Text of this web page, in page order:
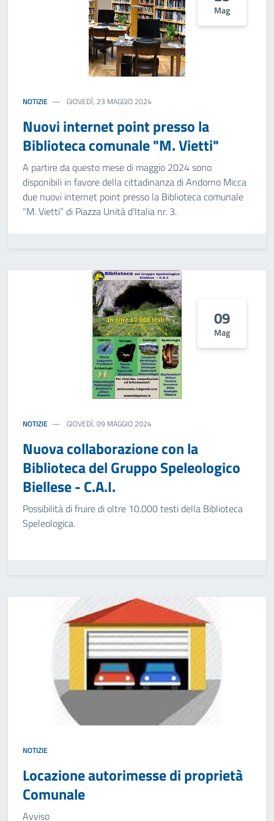
Mag
NOTIZIE GIOVEDÌ, 23 MAGGIO 2024
Nuovi internet point presso la
Biblioteca comunale "M. Vietti"
A partire da questo mese di maggio 2024 sono
disponibili in favore della cittadinanza di Andorno Micca
due nuovi internet point presso la Biblioteca comunale
“M. Vietti” di Piazza Unità d’Italia nr. 3.
09
Mag
NOTIZIE GIOVEDÌ, 09 MAGGIO 2024
Nuova collaborazione con la
Biblioteca del Gruppo Speleologico
Biellese - C.A.I.
Possibilità di fruire di oltre 10.000 testi della Biblioteca
Speleologica.
NOTIZIE
Locazione autorimesse di proprietà
Comunale
Avviso